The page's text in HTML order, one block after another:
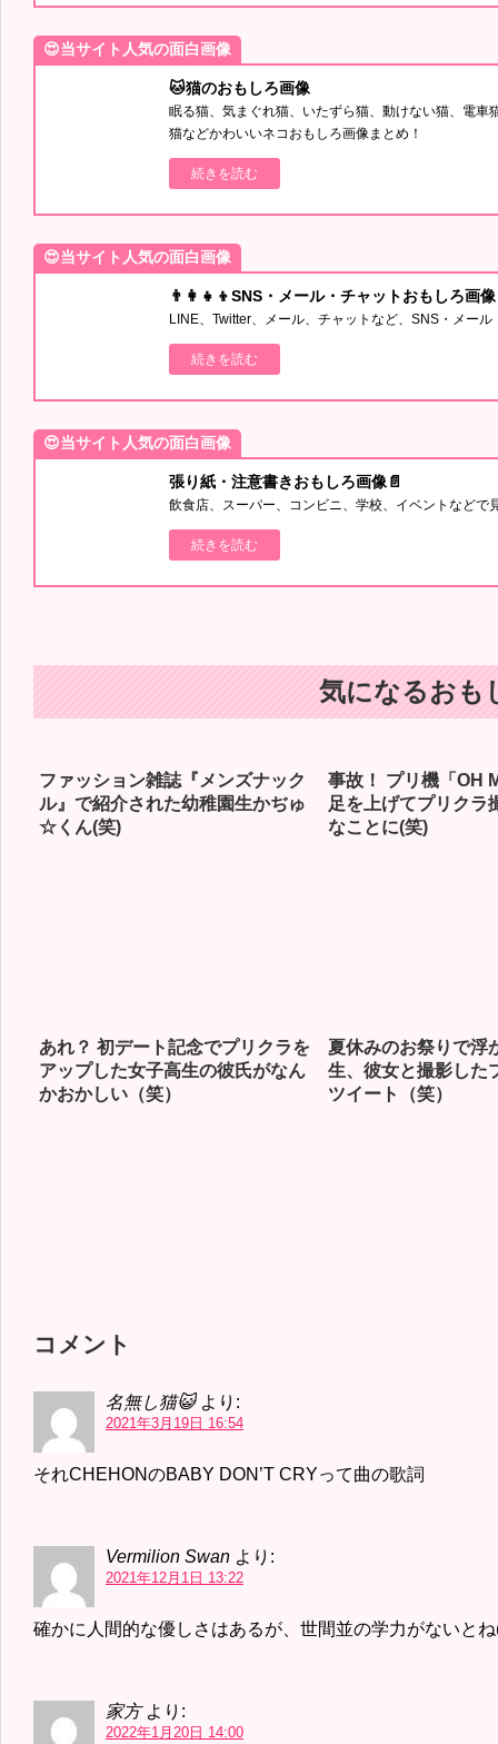
😍当サイト人気の面白画像
🐱猫のおもしろ画像
眠る猫、気まぐれ猫、いたずら猫、動けない猫、電
猫などかわいいネコおもしろ画像まとめ！
続きを読む
😍当サイト人気の面白画像
👨‍👩‍👧‍👦SNS・メール・チャットおもしろ画像
LINE、Twitter、メール、チャットなど、SNS・メー
続きを読む
😍当サイト人気の面白画像
張り紙・注意書きおもしろ画像📄
飲食店、スーパー、コンビニ、学校、イベントなど
続きを読む
気になるおも
ファッション雑誌『メンズナック
ル』で紹介された幼稚園生かぢゅ
☆くん(笑)
事故！ プリ機「OH
足を上げてプリクラ
なことに(笑)
あれ？ 初デート記念でプリクラを
アップした女子高生の彼氏がなん
かおかしい（笑）
夏休みのお祭りで浮
生、彼女と撮影した
ツイート（笑）
コメント
名無し猫😺 より:
2021年3月19日 16:54
それCHEHONのBABY DON’T CRYって曲の歌詞
Vermilion Swan より:
2021年12月1日 13:22
確かに人間的な優しさはあるが、世間並の学力がないと
家方 より:
2022年1月20日 14:00